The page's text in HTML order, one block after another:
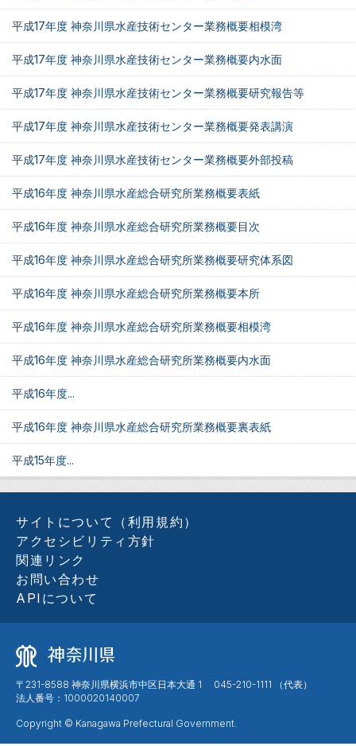
平成17年度 神奈川県水産技術センター業務概要相模湾
平成17年度 神奈川県水産技術センター業務概要内水面
平成17年度 神奈川県水産技術センター業務概要研究報告等
平成17年度 神奈川県水産技術センター業務概要発表講演
平成17年度 神奈川県水産技術センター業務概要外部投稿
平成16年度 神奈川県水産総合研究所業務概要表紙
平成16年度 神奈川県水産総合研究所業務概要目次
平成16年度 神奈川県水産総合研究所業務概要研究体系図
平成16年度 神奈川県水産総合研究所業務概要本所
平成16年度 神奈川県水産総合研究所業務概要相模湾
平成16年度 神奈川県水産総合研究所業務概要内水面
平成16年度...
平成16年度 神奈川県水産総合研究所業務概要裏表紙
平成15年度...
サイトについて（利用規約）
アクセシビリティ方針
関連リンク
お問い合わせ
APIについて
〒231-8588 神奈川県横浜市中区日本大通 1 045-210-1111 （代表）
法人番号：1000020140007
Copyright © Kanagawa Prefectural Government.